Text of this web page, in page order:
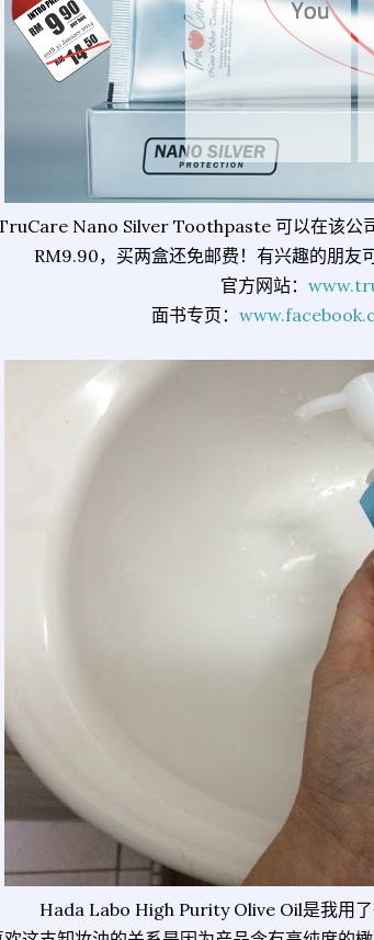
Nano Silver Toothpaste 可以在该公
RM9.90，买两盒还免邮费！有兴趣的朋友
官方网站：
面书专页：
Hada Labo High Purity Olive Oil是我用了